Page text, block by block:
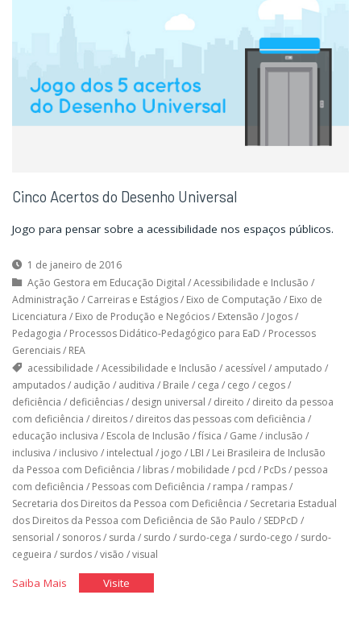
Cinco Acertos do Desenho Universal
Jogo para pensar sobre a acessibilidade nos espaços públicos.
1 de janeiro de 2016
Ação Gestora em Educação Digital /Acessibilidade e Inclusão /
Administração / Carreiras e Estágios/ Eixo de Computação / Eixo de
Licenciatura / Eixo de Produção e Negócios/ Extensão / Jogos/
Pedagogia / Processos Didático-Pedagógico para EaD / Processos
Gerenciais/ REA
acessibilidade /Acessibilidade e Inclusão / acessível / amputado /
amputados/ audição / auditiva / Braile / cega / cego / cegos/
deficiência / deficiências/ design universal / direito / direito da pessoa
com deficiência / direitos/ direitos das pessoas com deficiência /
educação inclusiva / Escola de Inclusão /física / Game / inclusão /
inclusiva / inclusivo / intelectual / jogo / LBI / Lei Brasileira de Inclusão
da Pessoa com Deficiência / libras/ mobilidade / pcd / PcDs/ pessoa
com deficiência / Pessoas com Deficiência / rampa / rampas/
Secretaria dos Direitos da Pessoa com Deficiência / Secretaria Estadual
dos Direitos da Pessoa com Deficiência de São Paulo / SEDPcD /
sensorial / sonoros/ surda / surdo / surdo-cega / surdo-cego / surdo-
cegueira / surdos/visão /visual
Saiba Mais"Cinco
Visite"Cinco